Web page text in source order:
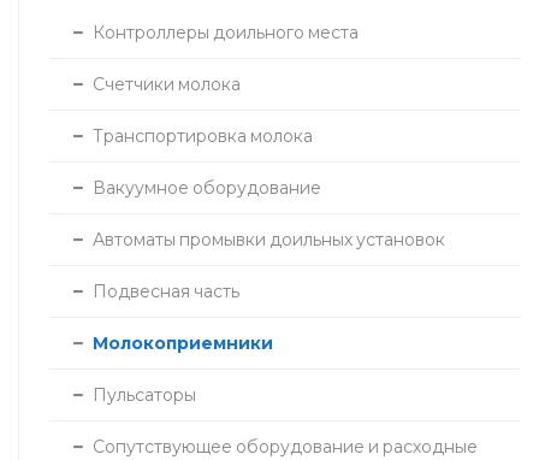
Контроллеры доильного места
Счетчики молока
Транспортировка молока
Вакуумное оборудование
Автоматы промывки доильных установок
Подвесная часть
Молокоприемники
Пульсаторы
Сопутствующее оборудование и расходные